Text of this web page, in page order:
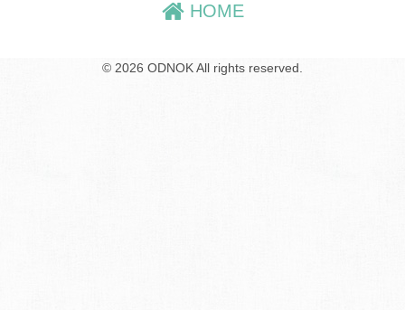
HOME
© 2026 ODNOK All rights reserved.